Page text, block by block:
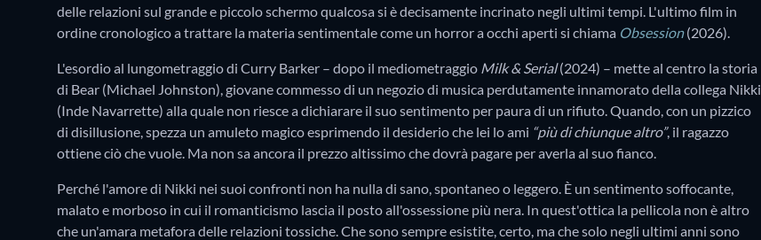
delle relazioni sul grande e piccolo schermo qualcosa si è decisamente incrinato negli ultimi tempi. L'ultimo film in
ordine cronologico a trattare la materia sentimentale come un horror a occhi aperti si chiama Obsession(2026).
L'esordio al lungometraggio di Curry Barker – dopo il mediometraggio Milk & Serial(2024) – mette al centro la storia
di Bear (Michael Johnston), giovane commesso di un negozio di musica perdutamente innamorato della collega Nikki
(Inde Navarrette) alla quale non riesce a dichiarare il suo sentimento per paura di un rifiuto. Quando, con un pizzico
di disillusione, spezza un amuleto magico esprimendo il desiderio che lei lo ami “più di chiunque altro”, il ragazzo
ottiene ciò che vuole. Ma non sa ancora il prezzo altissimo che dovrà pagare per averla al suo fianco.
Perché l'amore di Nikki nei suoi confronti non ha nulla di sano, spontaneo o leggero. È un sentimento soffocante,
malato e morboso in cui il romanticismo lascia il posto all'ossessione più nera. In quest'ottica la pellicola non è altro
che un'amara metafora delle relazioni tossiche. Che sono sempre esistite, certo, ma che solo negli ultimi anni sono